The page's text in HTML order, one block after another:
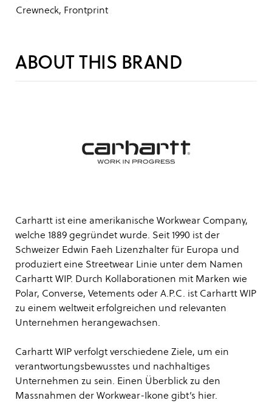
Crewneck, Frontprint
ABOUT THIS BRAND
Carhartt ist eine amerikanische Workwear Company,
welche 1889 gegründet wurde. Seit 1990 ist der
Schweizer Edwin Faeh Lizenzhalter für Europa und
produziert eine Streetwear Linie unter dem Namen
Carhartt WIP. Durch Kollaborationen mit Marken wie
Polar, Converse, Vetements oder A.P.C. ist Carhartt WIP
zu einem weltweit erfolgreichen und relevanten
Unternehmen herangewachsen.
Carhartt WIP verfolgt verschiedene Ziele, um ein
verantwortungsbewusstes und nachhaltiges
Unternehmen zu sein. Einen Überblick zu den
Massnahmen der Workwear-Ikone gibt’s hier.